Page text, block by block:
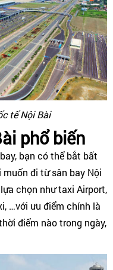
tế Nội Bài
phổ biến
bạn có thể bắt bất
đi từ sân bay Nội
chọn như taxi Airport,
…với ưu điểm chính là
điểm nào trong ngày,